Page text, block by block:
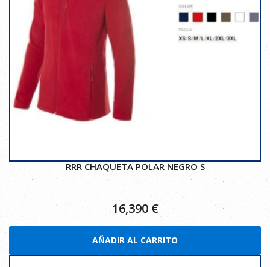
RRR CHAQUETA POLAR NEGRO S
16,390 €
AÑADIR AL CARRITO